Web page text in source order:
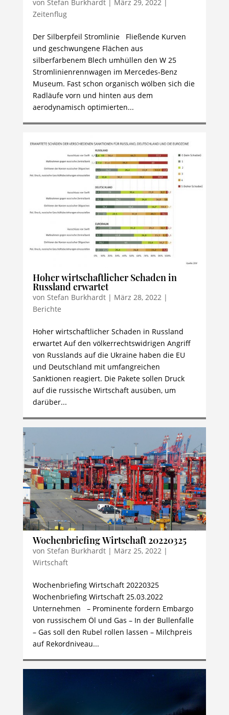
von Stefan Burkhardt| März 29, 2022|
Zeitenflug
Der Silberpfeil Stromlinie Fließende Kurven
und geschwungene Flächen aus
silberfarbenem Blech umhüllen den W 25
Stromlinienrennwagen im Mercedes-Benz
Museum. Fast schon organisch wölben sich die
Radläufe vorn und hinten aus dem
aerodynamisch optimierten...
Hoher wirtschaftlicher Schaden in
Russland erwartet
von Stefan Burkhardt| März 28, 2022|
Berichte
Hoher wirtschaftlicher Schaden in Russland
erwartet Auf den völkerrechtswidrigen Angriff
von Russlands auf die Ukraine haben die EU
und Deutschland mit umfangreichen
Sanktionen reagiert. Die Pakete sollen Druck
auf die russische Wirtschaft ausüben, um
darüber...
Wochenbriefing Wirtschaft 20220325
von Stefan Burkhardt| März 25, 2022|
Wirtschaft
Wochenbriefing Wirtschaft 20220325
Wochenbriefing Wirtschaft 25.03.2022
Unternehmen – Prominente fordern Embargo
von russischem Öl und Gas – In der Bullenfalle
– Gas soll den Rubel rollen lassen – Milchpreis
auf Rekordniveau...